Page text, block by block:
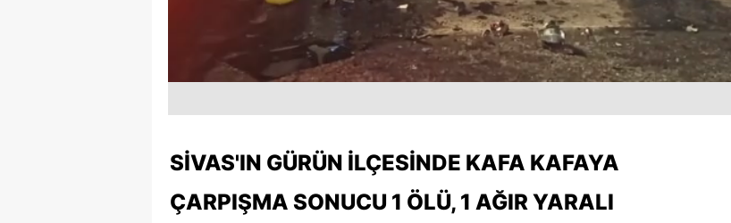
SIVAS'IN GÜRÜN İLÇESINDE KAFA KAFAYA
ÇARPIŞMA SONUCU 1 ÖLÜ, 1 AĞIR YARALI